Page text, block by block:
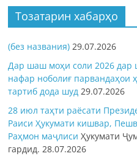
Тозатарин хабарҳо
(без названия) 29.07.2026
Дар шаш моҳи соли 2026 дар
нафар ноболиғ парвандаҳои
тартиб дода шуд 29.07.2026
28 июл таҳти раёсати
Раиси Ҳукумати кишвар,
Раҳмон маҷлисиҲукумати
гардид.28.07.2026